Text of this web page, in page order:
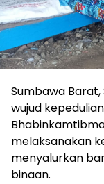
Sumbawa
wujud
melaksanakan
menyalurkan
binaan.